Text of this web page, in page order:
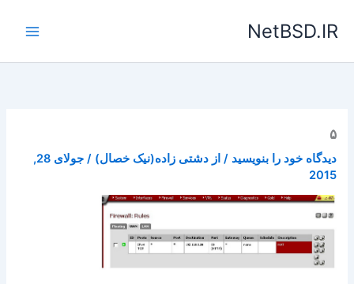
NetBSD.IR
۵
دیدگاه‌ خود را بنویسید / از دشتی زاده(نیک خصال)/
جولای 28,
2015